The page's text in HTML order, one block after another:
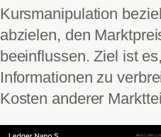
Kursmanipulation
abzielen, den
beeinflussen. Ziel ist
Informationen zu
Kosten anderer